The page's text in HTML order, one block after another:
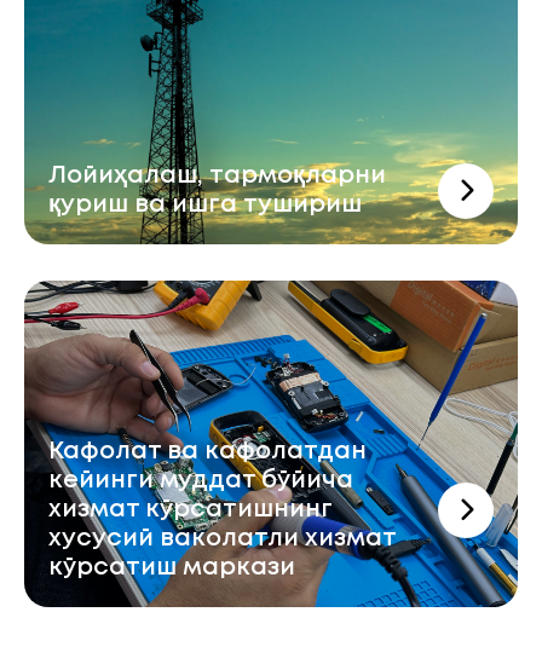
Лойиҳалаш, тармоқларни
қуриш ва ишга тушириш
Кафолат ва кафолатдан
кейинги муддат бўйича
хизмат кўрсатишнинг
хусусий ваколатли хизмат
кўрсатиш маркази